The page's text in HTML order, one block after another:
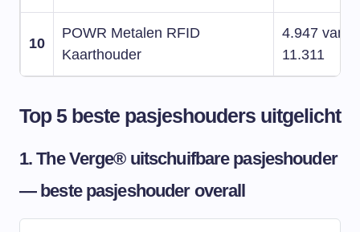
10
POWR Metalen RFID
Kaarthouder
4.947 van
11.311
Top 5 beste pasjeshouders uitgelicht
1. The Verge® uitschuifbare pasjeshouder
— beste pasjeshouder overall